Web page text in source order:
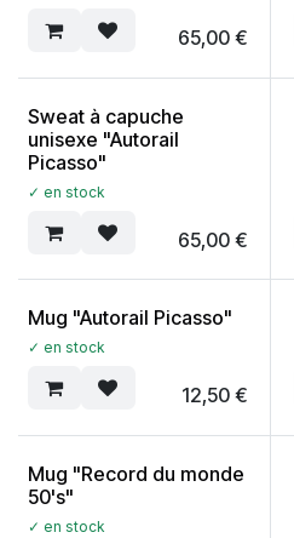
65,00€
Sweat à capuche
unisexe "Autorail
Picasso"
✓ en stock
65,00€
Mug "Autorail Picasso"
✓ en stock
12,50€
Mug "Record du monde
50's"
✓ en stock